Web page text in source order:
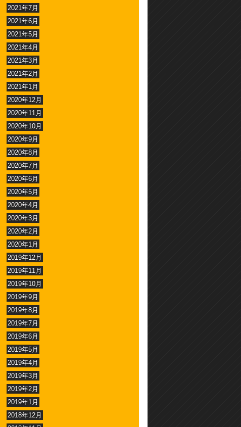
2021年7月
2021年6月
2021年5月
2021年4月
2021年3月
2021年2月
2021年1月
2020年12月
2020年11月
2020年10月
2020年9月
2020年8月
2020年7月
2020年6月
2020年5月
2020年4月
2020年3月
2020年2月
2020年1月
2019年12月
2019年11月
2019年10月
2019年9月
2019年8月
2019年7月
2019年6月
2019年5月
2019年4月
2019年3月
2019年2月
2019年1月
2018年12月